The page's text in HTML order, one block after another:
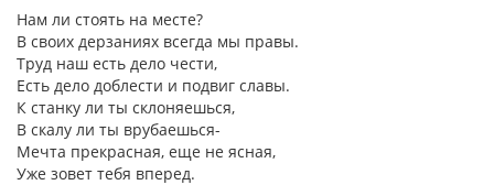
Нам ли стоять на месте?
В своих дерзаниях всегда мы правы.
Труд наш есть дело чести,
Есть дело доблести и подвиг славы.
К станку ли ты склоняешься,
В скалу ли ты врубаешься-
Мечта прекрасная, еще не ясная,
Уже зовет тебя вперед.